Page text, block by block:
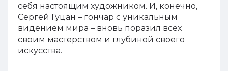
себя настоящим художником. И, конечно,
Сергей Гуцан – гончар с уникальным
видением мира – вновь поразил всех
своим мастерством и глубиной своего
искусства.